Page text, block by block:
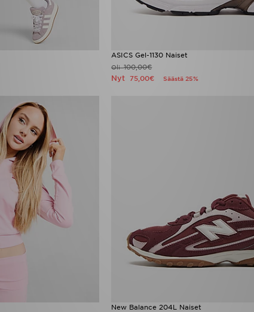
ASICS Gel-1130 Naiset
Oli100,00€
Nyt 75,00€ Säästä 25%
New Balance 204L Naiset